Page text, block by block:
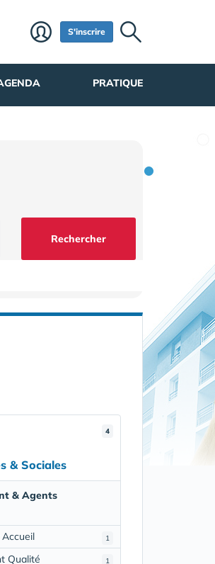
S'inscrire
PRATIQUE
Rechercher
4
& Sociales
& Agents
1
1
Qualité